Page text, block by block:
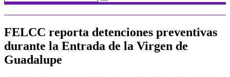
FELCC reporta detenciones preventivas
durante la Entrada de la Virgen de
Guadalupe